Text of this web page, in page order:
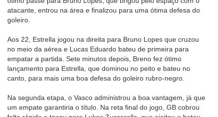
atacante, entrou na área e finalizou para uma ótima defesa do
goleiro.
Aos 22, Estrella jogou na direita para Bruno Lopes que cruzou
no meio da aérea e Lucas Eduardo bateu de primeira para
empatar a partida. Sete minutos depois, Breno fez ótimo
lançamento para Estrella, que dominou no peito e bateu no
canto, para mais uma boa defesa do goleiro rubro-negro.
Na segunda etapa, o Vasco administrou a boa vantagem, já que
um empate garantiria o título. Na reta final do jogo, GB cobrou